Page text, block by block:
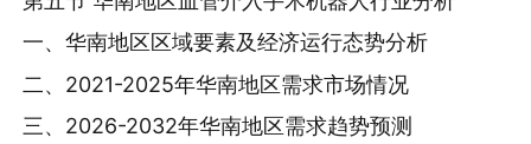
一、华南地区区域要素及经济运行态势分析
二、2021-2025年华南地区需求市场情况
三、2026-2032年华南地区需求趋势预测